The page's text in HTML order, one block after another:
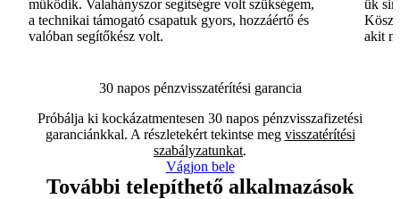
működik. Valahányszor segítségre volt szükségem,
a technikai támogató csapatuk gyors, hozzáértő és
valóban segítőkész volt.
ük
akit
30 napos pénzvisszatérítési garancia
Próbálja ki kockázatmentesen 30 napos pénzvisszafizetési
garanciánkkal. A részletekért tekintse meg visszatérítési
szabályzatunkat.
Vágjon bele
További telepíthető alkalmazások